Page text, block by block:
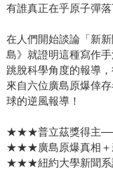
有誰真正在乎原子彈
在人們開始談論「新
島》就證明這種寫作
跳脫科學角度的報導
來自六位廣島原爆倖
球的逆風報導！
★★★普立茲獎得主
★★★廣島原爆真相
★★★紐約大學新聞系